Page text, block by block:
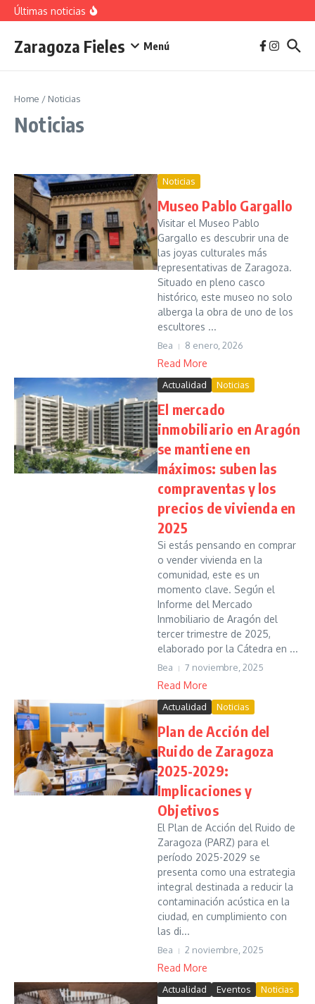
Saltar al contenido
Últimas noticias
Descubre el Parque del Agua Luis Buñuel: tu oasis
Plan de Acción del Ruido de Zaragoza 2025-
2029: Implicaciones y Objetivos
Zaragoza Fieles Menú
Home / Noticias
Noticias
Noticias
Museo Pablo Gargallo
Visitar el Museo Pablo
Gargallo es descubrir una de
las joyas culturales más
representativas de Zaragoza.
Situado en pleno casco
histórico, este museo no solo
alberga la obra de uno de los
escultores ...
Bea 8 enero, 2026
Read More
Actualidad Noticias
El mercado
inmobiliario en Aragón
se mantiene en
máximos: suben las
compraventas y los
precios de vivienda en
2025
Si estás pensando en comprar
o vender vivienda en la
comunidad, este es un
momento clave. Según el
Informe del Mercado
Inmobiliario de Aragón del
tercer trimestre de 2025,
elaborado por la Cátedra en ...
Bea 7 noviembre, 2025
Read More
Actualidad Noticias
Plan de Acción del
Ruido de Zaragoza
2025-2029:
Implicaciones y
Objetivos
El Plan de Acción del Ruido de
Zaragoza (PARZ) para el
período 2025-2029 se
presenta como una estrategia
integral destinada a reducir la
contaminación acústica en la
ciudad, en cumplimiento con
las di...
Bea 2 noviembre, 2025
Read More
Actualidad Eventos Noticias